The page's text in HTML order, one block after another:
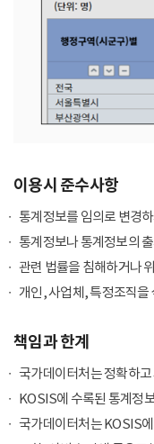
이용시 준수사항
통계정보를 임의로 변경
통계정보나 통계정보의
관련 법률을 침해하거나
개인, 사업체, 특정조직을
책임과 한계
국가데이터처는 정확하
KOSIS에 수록된 통계정
국가데이터처는 KOSIS